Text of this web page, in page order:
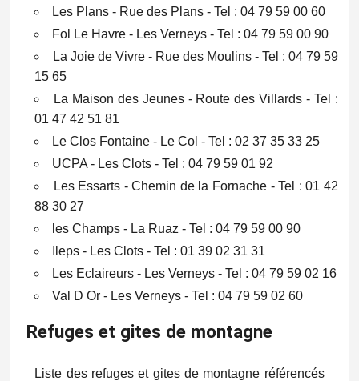
Les Plans - Rue des Plans - Tel : 04 79 59 00 60
Fol Le Havre - Les Verneys - Tel : 04 79 59 00 90
La Joie de Vivre - Rue des Moulins - Tel : 04 79 59
15 65
La Maison des Jeunes - Route des Villards - Tel :
01 47 42 51 81
Le Clos Fontaine - Le Col - Tel : 02 37 35 33 25
UCPA - Les Clots - Tel : 04 79 59 01 92
Les Essarts - Chemin de la Fornache - Tel : 01 42
88 30 27
les Champs - La Ruaz - Tel : 04 79 59 00 90
Ileps - Les Clots - Tel : 01 39 02 31 31
Les Eclaireurs - Les Verneys - Tel : 04 79 59 02 16
Val D Or - Les Verneys - Tel : 04 79 59 02 60
Refuges et gites de montagne
Liste des refuges et gites de montagne référencés